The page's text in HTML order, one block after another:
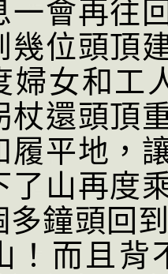
一會再往
幾位頭頂
婦女和工
杖還頭頂
履平地，
了山再度
多鐘頭回
！而且背